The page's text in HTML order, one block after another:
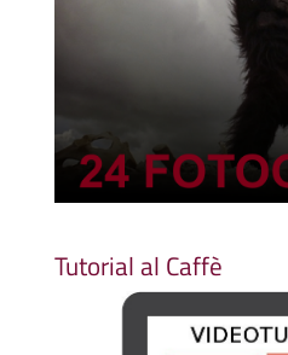
Tutorial al Caffè